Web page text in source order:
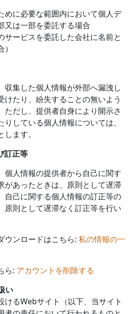
めに必要な範囲内において個人デ
又は一部を委託する場合
サービスを委託した会社に名前と
集した個人情報が外部へ漏洩し
けたり、紛失することの無いよう
ただし、提供者自身により開示さ
している個人情報については、
ます。
訂正等
人情報の提供者から自己に関す
があったときは、原則として遅滞
自己に関する個人情報の訂正等の
原則として遅滞なく訂正等を行い
ウンロードはこちら: 私の情報の一
ら: アカウントを削除する
い
けるWebサイト（以下、当サイト